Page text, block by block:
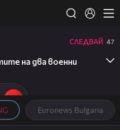
Euronews Bulgaria
СЛЕДВАЙ 47
на два военни